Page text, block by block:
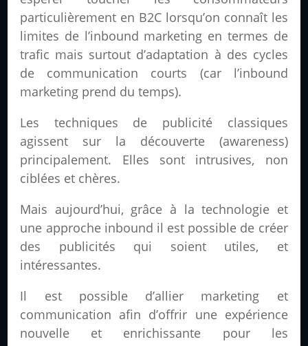
particulièrement en B2C lorsqu’on connaît les
limites de l’inbound marketing en termes de
trafic mais surtout d’adaptation à des cycles
de communication courts (car l’inbound
marketing prend du temps).
Les techniques de publicité classiques
agissent sur la découverte (awareness)
principalement. Elles sont intrusives, non
ciblées et chères.
Mais aujourd’hui, grâce à la technologie et
une approche inbound il est possible de créer
des publicités qui soient utiles, et
intéressantes.
Il est possible d’allier marketing et
communication afin d’offrir une expérience
nouvelle et enrichissante pour les